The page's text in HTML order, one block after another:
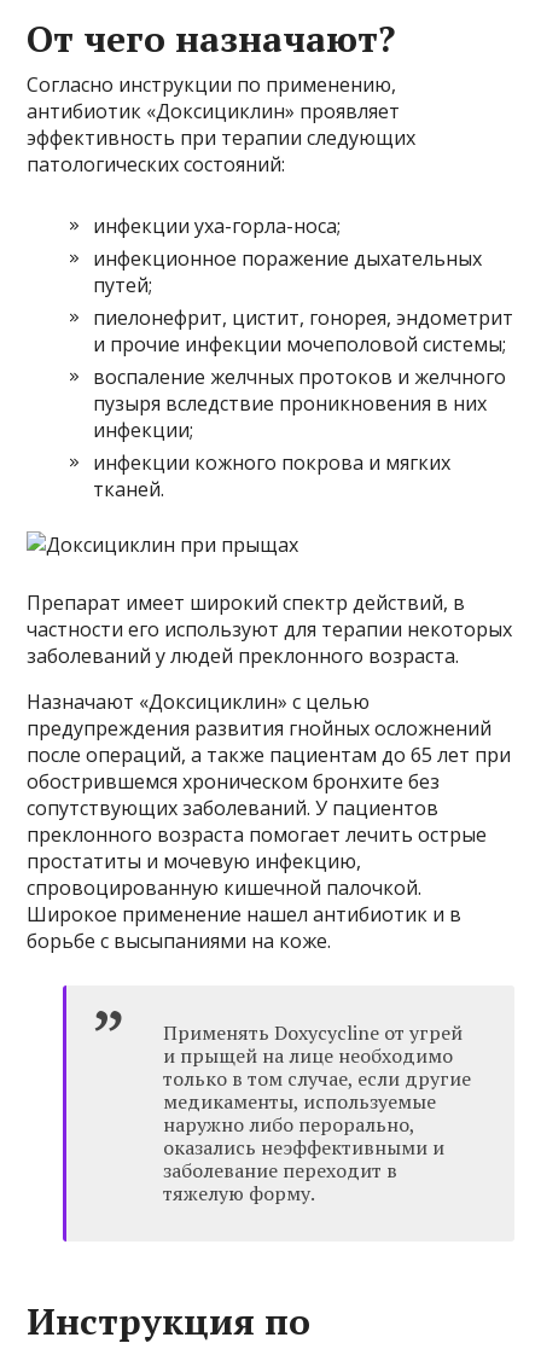
От чего назначают?
Согласно инструкции по применению,
антибиотик «Доксициклин» проявляет
эффективность при терапии следующих
патологических состояний:
инфекции уха-горла-носа;
инфекционное поражение дыхательных
путей;
пиелонефрит, цистит, гонорея, эндометрит
и прочие инфекции мочеполовой системы;
воспаление желчных протоков и желчного
пузыря вследствие проникновения в них
инфекции;
инфекции кожного покрова и мягких
тканей.
Препарат имеет широкий спектр действий, в
частности его используют для терапии некоторых
заболеваний у людей преклонного возраста.
Назначают «Доксициклин» с целью
предупреждения развития гнойных осложнений
после операций, а также пациентам до 65 лет при
обострившемся хроническом бронхите без
сопутствующих заболеваний. У пациентов
преклонного возраста помогает лечить острые
простатиты и мочевую инфекцию,
спровоцированную кишечной палочкой.
Широкое применение нашел антибиотик и в
борьбе с высыпаниями на коже.
Применять Doxycycline от угрей
и прыщей на лице необходимо
только в том случае, если другие
медикаменты, используемые
наружно либо перорально,
оказались неэффективными и
заболевание переходит в
тяжелую форму.
Инструкция по